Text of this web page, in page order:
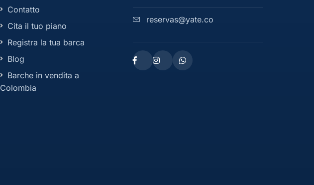
Contatto
Cita il tuo piano
Registra la tua barca
Blog
Barche in vendita a
Colombia
reservas@yate.co